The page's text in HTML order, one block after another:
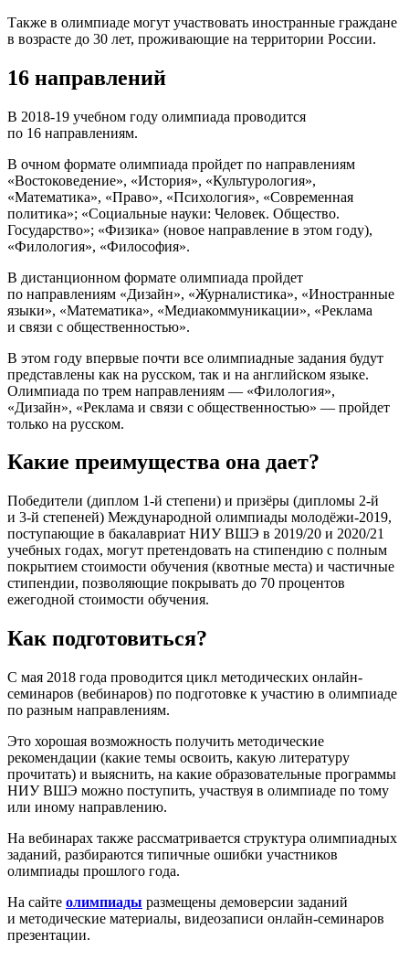
Также в олимпиаде могут участвовать иностранные граждане
в возрасте до 30 лет, проживающие на территории России.
16 направлений
В 2018-19 учебном году олимпиада проводится
по 16 направлениям.
В очном формате олимпиада пройдет по направлениям
«Востоковедение», «История», «Культурология»,
«Математика», «Право», «Психология», «Современная
политика»; «Социальные науки: Человек. Общество.
Государство»; «Физика» (новое направление в этом году),
«Филология», «Философия».
В дистанционном формате олимпиада пройдет
по направлениям «Дизайн», «Журналистика», «Иностранные
языки», «Математика», «Медиакоммуникации», «Реклама
и связи с общественностью».
В этом году впервые почти все олимпиадные задания будут
представлены как на русском, так и на английском языке.
Олимпиада по трем направлениям — «Филология»,
«Дизайн», «Реклама и связи с общественностью» — пройдет
только на русском.
Какие преимущества она дает?
Победители (диплом 1-й степени) и призёры (дипломы 2-й
и 3-й степеней) Международной олимпиады молодёжи-2019,
поступающие в бакалавриат НИУ ВШЭ в 2019/20 и 2020/21
учебных годах, могут претендовать на стипендию с полным
покрытием стоимости обучения (квотные места) и частичные
стипендии, позволяющие покрывать до 70 процентов
ежегодной стоимости обучения.
Как подготовиться?
С мая 2018 года проводится цикл методических онлайн-
семинаров (вебинаров) по подготовке к участию в олимпиаде
по разным направлениям.
Это хорошая возможность получить методические
рекомендации (какие темы освоить, какую литературу
прочитать) и выяснить, на какие образовательные программы
НИУ ВШЭ можно поступить, участвуя в олимпиаде по тому
или иному направлению.
На вебинарах также рассматривается структура олимпиадных
заданий, разбираются типичные ошибки участников
олимпиады прошлого года.
На сайте олимпиады размещены демоверсии заданий
и методические материалы, видеозаписи онлайн-семинаров
презентации.